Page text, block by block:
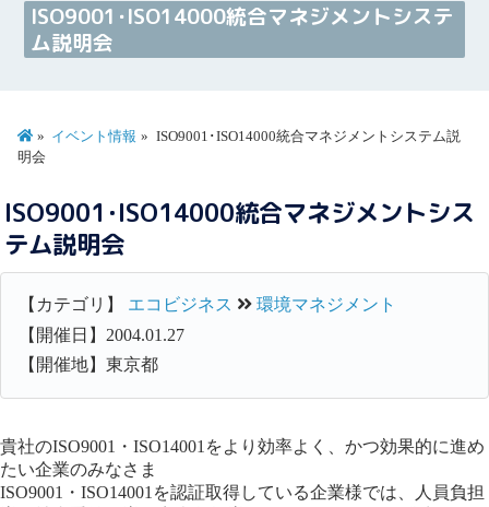
ISO9001･ISO14000統合マネジメントシステ
ム説明会
イベント情報
ISO9001･ISO14000統合マネジメントシステム説
明会
ISO9001･ISO14000統合マネジメントシス
テム説明会
【カテゴリ】 エコビジネス
環境マネジメント
【開催日】2004.01.27
【開催地】東京都
貴社のISO9001・ISO14001をより効率よく、かつ効果的に進め
たい企業のみなさま
ISO9001・ISO14001を認証取得している企業様では、人員負担